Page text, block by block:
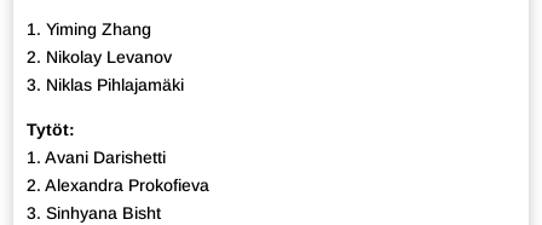
1. Yiming Zhang
2. Nikolay Levanov
3. Niklas Pihlajamäki
Tytöt:
1. Avani Darishetti
2. Alexandra Prokofieva
3. Sinhyana Bisht